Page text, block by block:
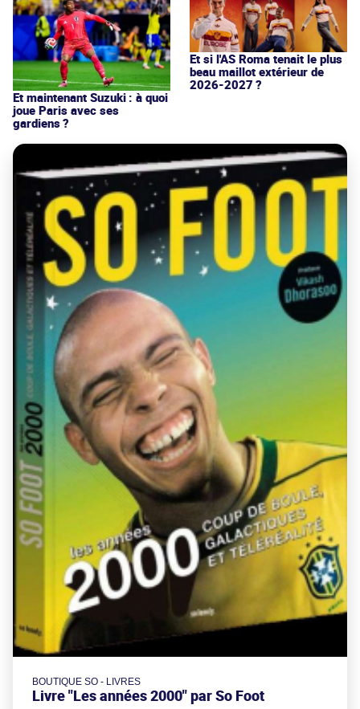
Et maintenant Suzuki : à quoi
joue Paris avec ses
gardiens ?
Et si l'AS Roma tenait le plus
beau maillot extérieur de
2026-2027 ?
BOUTIQUE SO - LIVRES
Livre "Les années 2000" par So Foot